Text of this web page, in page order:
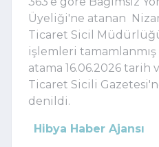
Üyeliği'ne atanan
Ticaret Sicil
işlemleri
atama 16.06.2026 tarih
Ticaret Sicili
denildi.
Hibya Haber Ajansı